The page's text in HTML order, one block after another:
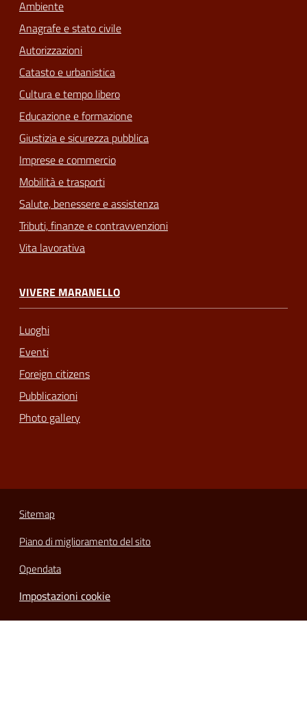
Ambiente
Anagrafe e stato civile
Autorizzazioni
Catasto e urbanistica
Cultura e tempo libero
Educazione e formazione
Giustizia e sicurezza pubblica
Imprese e commercio
Mobilità e trasporti
Salute, benessere e assistenza
Tributi, finanze e contravvenzioni
Vita lavorativa
VIVERE MARANELLO
Luoghi
Eventi
Foreign citizens
Pubblicazioni
Photo gallery
Sitemap
Piano di miglioramento del sito
Opendata
Impostazioni cookie